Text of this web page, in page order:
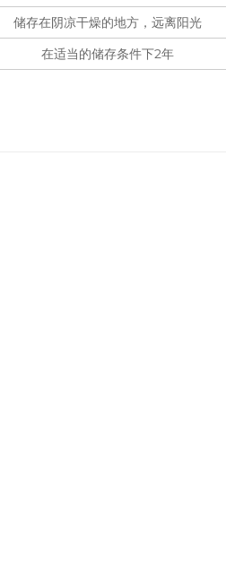
储存在阴凉干燥的地方，远离阳光
在适当的储存条件下2年